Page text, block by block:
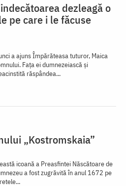
dezleagă o
pe care i le făcuse
a ajuns Împărăteasa tuturor, Maica
Fața ei dumnezeiască și
răspândea...
„Kostromskaia”
icoană a Preasfintei Născătoare de
a fost zugrăvită în anul 1672 pe